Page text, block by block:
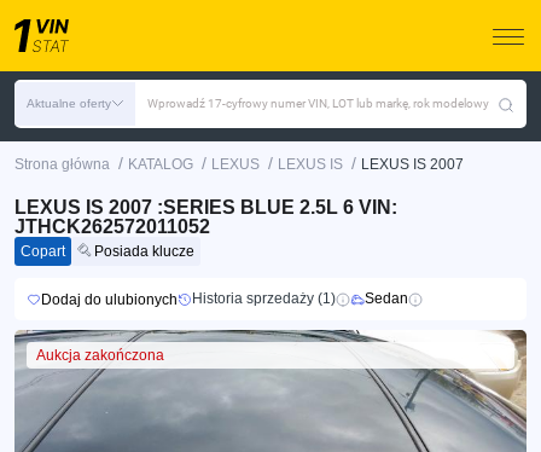
Aktualne oferty Wprowadź 17-cyfrowy numer VIN, LOT lub markę, rok modelowy
Strona główna / KATALOG / LEXUS / LEXUS IS / LEXUS IS 2007
LEXUS IS 2007 :SERIES BLUE 2.5L 6 VIN:
JTHCK262572011052
Copart Posiada klucze
Dodaj do ulubionych Historia sprzedaży (1) Sedan
Aukcja zakończona